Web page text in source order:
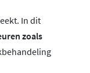
In dit
zoals